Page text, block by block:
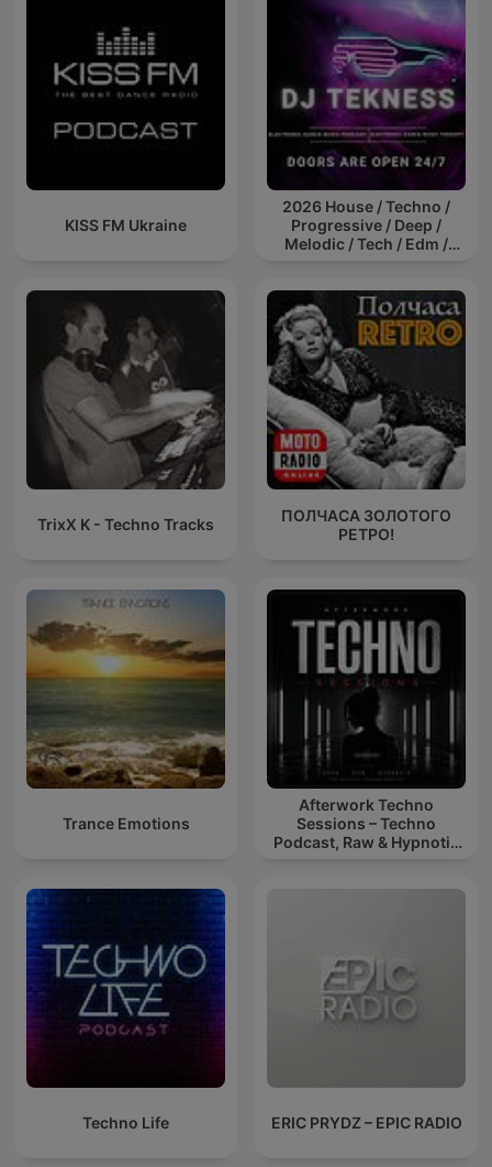
KISS FM Ukraine
2026 House / Techno /
Progressive / Deep /
Melodic / Tech / Edm /
Dance Musi
TrixX K - Techno Tracks
ПОЛЧАСА ЗОЛОТОГО
РЕТРО!
Trance Emotions
Afterwork Techno
Sessions – Techno
Podcast, Raw & Hypnotic
Techno Life ERIC PRYDZ – EPIC RADIO